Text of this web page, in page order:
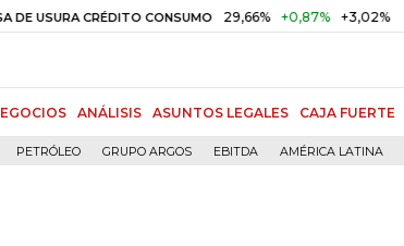
CRÉDITO CONSUMO 29,66% +0,87% +3,02% DTF
ANÁLISIS ASUNTOS LEGALES CAJA FUERTE
PETRÓLEO GRUPO ARGOS EBITDA AMÉRICA LATINA